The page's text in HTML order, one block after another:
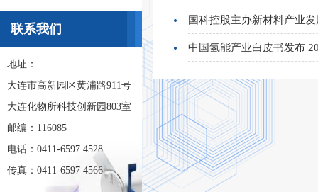
联系我们
地址：
大连市高新园区黄浦路911号
大连化物所科技创新园803室
邮编：116085
电话：0411-6597 4528
传真：0411-6597 4566
国科控股主办新材料产业
中国氢能产业白皮书发布